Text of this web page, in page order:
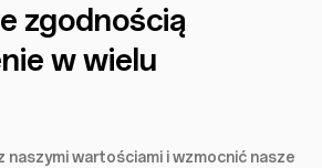
zgodnością
w wielu
naszymi wartościami i wzmocnić nasze